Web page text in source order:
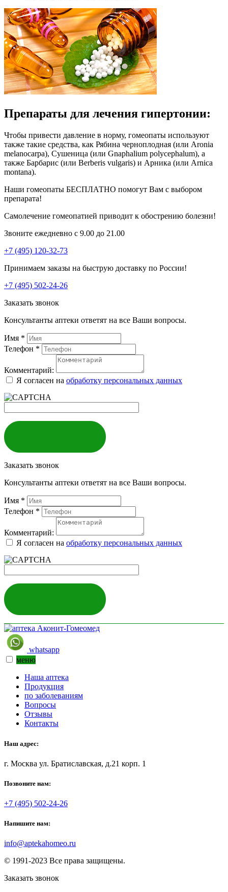
Препараты для лечения гипертонии:
Чтобы привести давление в норму, гомеопаты используют
также такие средства, как Рябина черноплодная (или Aronia
melanocarpa), Сушеница (или Gnaphalium polycephalum), а
также Барбарис (или Berberis vulgaris) и Арника (или Arnica
montana).
Наши гомеопаты БЕСПЛАТНО помогут Вам с выбором
препарата!
Самолечение гомеопатией приводит к обострению болезни!
Звоните ежедневно с 9.00 до 21.00
+7 (495) 120-32-73
Принимаем заказы на быструю доставку по России!
+7 (495) 502-24-26
Заказать звонок
Консультанты аптеки ответят на все Ваши вопросы.
Имя *
Телефон *
Комментарий:
Я согласен на обработку персональных данных
Заказать звонок
Консультанты аптеки ответят на все Ваши вопросы.
Имя *
Телефон *
Комментарий:
Я согласен на обработку персональных данных
whatsapp
меню
Наша аптека
Продукция
по заболеваниям
Вопросы
Отзывы
Контакты
Наш адрес:
г. Москва ул. Братиславская, д.21 корп. 1
Позвоните нам:
+7 (495) 502-24-26
Напишите нам:
info@aptekahomeo.ru
© 1991-2023 Все права защищены.
Заказать звонок